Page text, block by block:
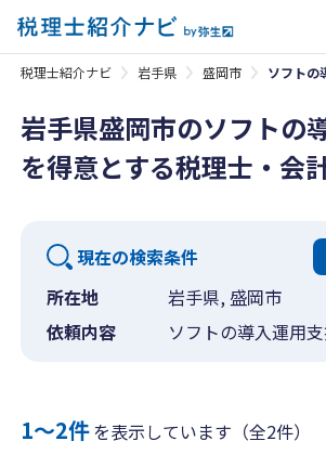
税理士紹介ナビ 岩手県 盛岡市 ソフトの
岩手県盛岡市のソフトの
を得意とする税理士・会
現在の検索条件
所在地
岩手県, 盛岡市
依頼内容
ソフトの導入運用
1〜2件を表示しています（全2件）